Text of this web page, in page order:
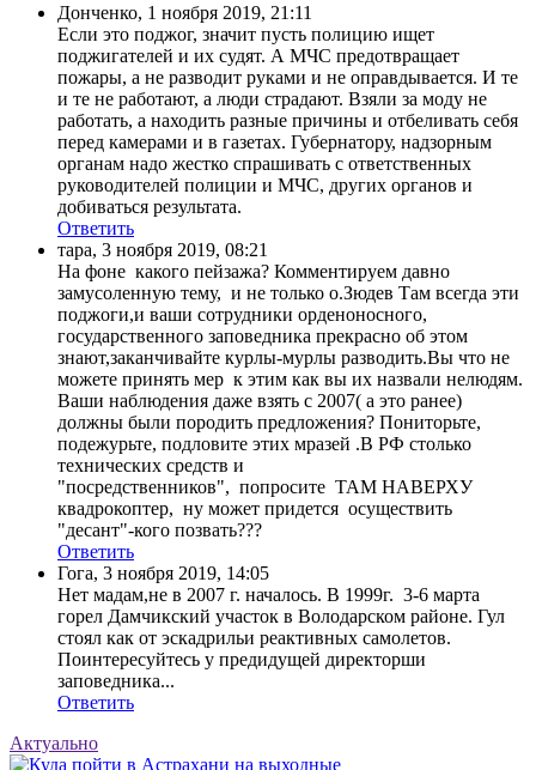
Донченко, 1 ноября 2019, 21:11
Если это поджог, значит пусть полицию ищет
поджигателей и их судят. А МЧС предотвращает
пожары, а не разводит руками и не оправдывается. И те
и те не работают, а люди страдают. Взяли за моду не
работать, а находить разные причины и отбеливать себя
перед камерами и в газетах. Губернатору, надзорным
органам надо жестко спрашивать с ответственных
руководителей полиции и МЧС, других органов и
добиваться результата.
Ответить
тара, 3 ноября 2019, 08:21
На фоне какого пейзажа? Комментируем давно
замусоленную тему, и не только о.Зюдев Там всегда эти
поджоги,и ваши сотрудники орденоносного,
государственного заповедника прекрасно об этом
знают,заканчивайте курлы-мурлы разводить.Вы что не
можете принять мер к этим как вы их назвали нелюдям.
Ваши наблюдения даже взять с 2007( а это ранее)
должны были породить предложения? Пониторьте,
подежурьте, подловите этих мразей .В РФ столько
технических средств и
"посредственников", попросите ТАМ НАВЕРХУ
квадрокоптер, ну может придется осуществить
"десант"-кого позвать???
Ответить
Гога, 3 ноября 2019, 14:05
Нет мадам,не в 2007 г. началось. В 1999г. 3-6 марта
горел Дамчикский участок в Володарском районе. Гул
стоял как от эскадрильи реактивных самолетов.
Поинтересуйтесь у предидущей директорши
заповедника...
Ответить
Актуально